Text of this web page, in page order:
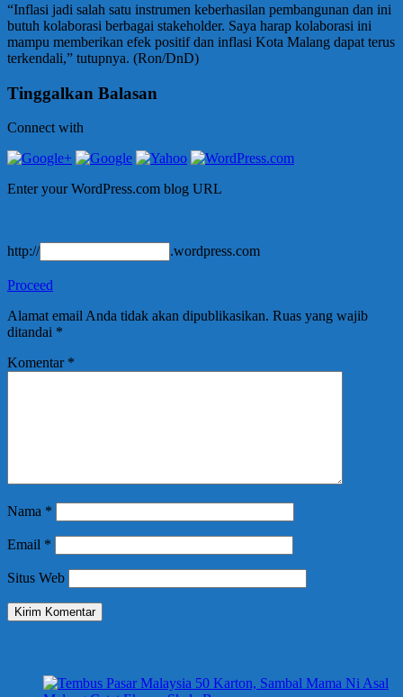
“Inflasi jadi salah satu instrumen keberhasilan pembangunan dan ini
butuh kolaborasi berbagai stakeholder. Saya harap kolaborasi ini
mampu memberikan efek positif dan inflasi Kota Malang dapat terus
terkendali,” tutupnya. (Ron/DnD)
Tinggalkan Balasan
Connect with
Enter your WordPress.com blog URL
http:// .wordpress.com
Proceed
Alamat email Anda tidak akan dipublikasikan. Ruas yang wajib
ditandai *
Komentar *
Nama *
Email *
Situs Web